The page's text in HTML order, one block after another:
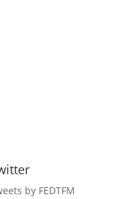
by FEDTFM